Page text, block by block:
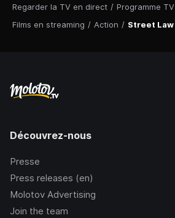
Regarder la TV en direct / Programme TV
Films en streaming / Action / Street Law
Découvrez-nous
Presse
Press releases (en)
Molotov Advertising
Join the team